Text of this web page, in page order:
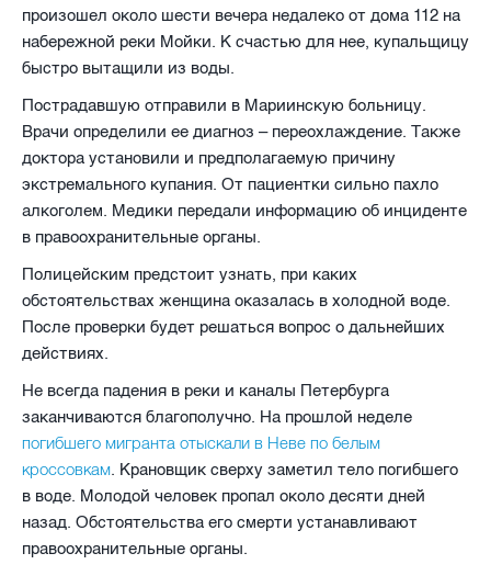
произошел около шести вечера недалеко от дома 112 на
набережной реки Мойки. К счастью для нее, купальщицу
быстро вытащили из воды.
Пострадавшую отправили в Мариинскую больницу.
Врачи определили ее диагноз – переохлаждение. Также
доктора установили и предполагаемую причину
экстремального купания. От пациентки сильно пахло
алкоголем. Медики передали информацию об инциденте
в правоохранительные органы.
Полицейским предстоит узнать, при каких
обстоятельствах женщина оказалась в холодной воде.
После проверки будет решаться вопрос о дальнейших
действиях.
Не всегда падения в реки и каналы Петербурга
заканчиваются благополучно. На прошлой неделе
погибшего мигранта отыскали в Неве по белым
кроссовкам. Крановщик сверху заметил тело погибшего
в воде. Молодой человек пропал около десяти дней
назад. Обстоятельства его смерти устанавливают
правоохранительные органы.